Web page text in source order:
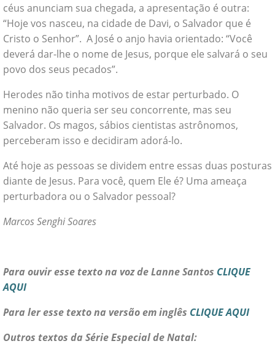
céus anunciam sua chegada, a apresentação é outra:
“Hoje vos nasceu, na cidade de Davi, o Salvador que é
Cristo o Senhor”. A José o anjo havia orientado: “Você
deverá dar-lhe o nome de Jesus, porque ele salvará o seu
povo dos seus pecados”.
Herodes não tinha motivos de estar perturbado. O
menino não queria ser seu concorrente, mas seu
Salvador. Os magos, sábios cientistas astrônomos,
perceberam isso e decidiram adorá-lo.
Até hoje as pessoas se dividem entre essas duas posturas
diante de Jesus. Para você, quem Ele é? Uma ameaça
perturbadora ou o Salvador pessoal?
Marcos Senghi Soares
Para ouvir esse texto na voz de Lanne Santos CLIQUE
AQUI
Para ler esse texto na versão em inglês CLIQUE AQUI
Outros textos da Série Especial de Natal: